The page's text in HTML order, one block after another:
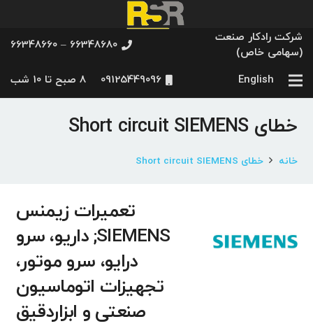
شرکت رادکار صنعت
(سهامی خاص)
66348680 – 66348660
English
09125449096 8 صبح تا 10 شب
خطای Short circuit SIEMENS
خانه خطای Short circuit SIEMENS
تعمیرات زیمنس
SIEMENS; داریو، سرو
درایو، سرو موتور،
تجهیزات اتوماسیون
صنعتی و ابزاردقیق